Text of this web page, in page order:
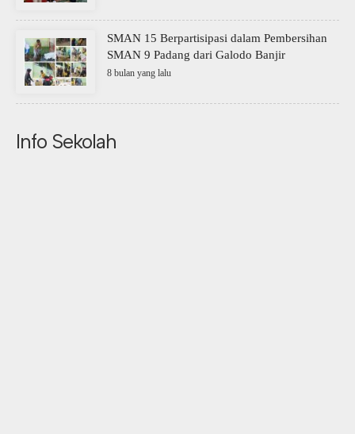
SMAN 15 Berpartisipasi dalam Pembersihan
SMAN 9 Padang dari Galodo Banjir
8 bulan yang lalu
Info Sekolah